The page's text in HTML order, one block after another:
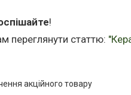
!
переглянути статтю:
акційного товару